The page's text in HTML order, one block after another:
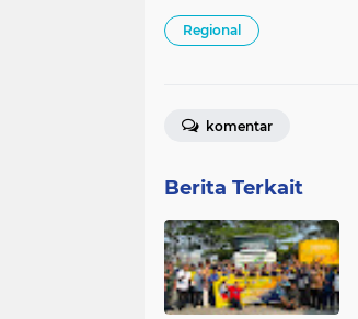
Regional
komentar
Berita Terkait